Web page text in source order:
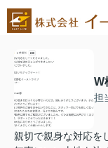
W
担
親切で親身な対応を